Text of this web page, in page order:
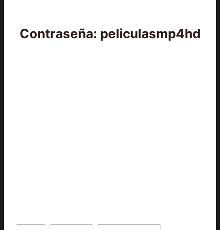
Contraseña: peliculasmp4hd
Etiquetas